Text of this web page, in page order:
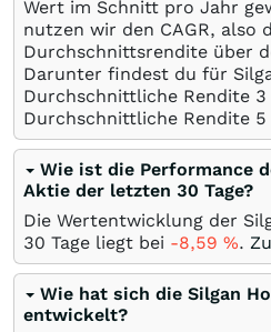
Wert im Schnitt pro Jahr
nutzen wir den CAGR, also
Durchschnittsrendite über
Darunter findest du für
Durchschnittliche Rendite
Durchschnittliche Rendite
Wie ist die Performance
Aktie der letzten 30 Tage?
Die Wertentwicklung der
30 Tage liegt bei -8,59 %.
Wie hat sich die Silgan
entwickelt?